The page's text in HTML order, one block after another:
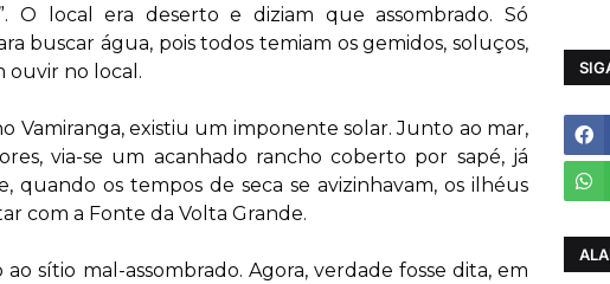
O local era deserto e diziam que assombrado. Só
buscar água, pois todos temiam os gemidos, soluços,
ouvir no local.
Vamiranga, existiu um imponente solar. Junto ao mar,
via-se um acanhado rancho coberto por sapé, já
quando os tempos de seca se avizinhavam, os ilhéus
com a Fonte da Volta Grande.
sítio mal-assombrado. Agora, verdade fosse dita, em